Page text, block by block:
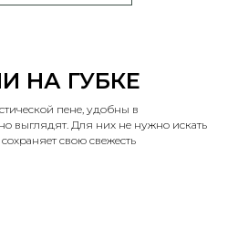
НА ГУБКЕ
пене, удобны в
выглядят. Для них не нужно искать
свою свежесть